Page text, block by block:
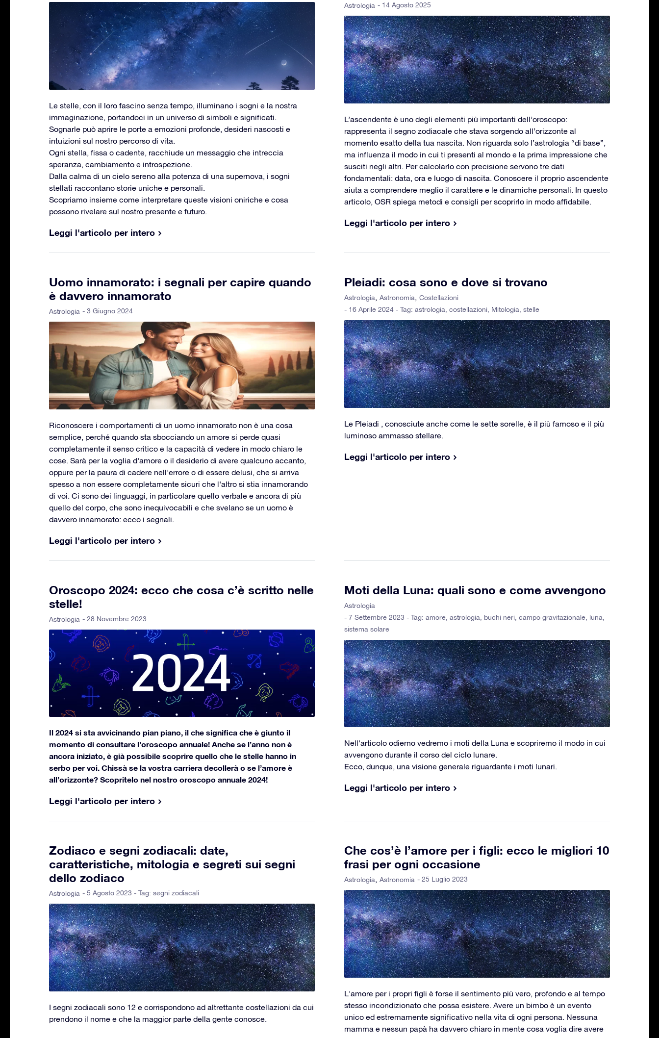
Le stelle, con il loro fascino senza tempo, illuminano i sogni e la nostra
immaginazione, portandoci in un universo di simboli e significati.
Sognarle può aprire le porte a emozioni profonde, desideri nascosti e
intuizioni sul nostro percorso di vita.
Ogni stella, fissa o cadente, racchiude un messaggio che intreccia
speranza, cambiamento e introspezione.
Dalla calma di un cielo sereno alla potenza di una supernova, i sogni
stellati raccontano storie uniche e personali.
Scopriamo insieme come interpretare queste visioni oniriche e cosa
possono rivelare sul nostro presente e futuro.
Leggi l'articolo per intero
Astrologia - 14 Agosto 2025
L’ascendente è uno degli elementi più importanti dell’oroscopo:
rappresenta il segno zodiacale che stava sorgendo all’orizzonte al
momento esatto della tua nascita. Non riguarda solo l’astrologia “di base”,
ma influenza il modo in cui ti presenti al mondo e la prima impressione che
susciti negli altri. Per calcolarlo con precisione servono tre dati
fondamentali: data, ora e luogo di nascita. Conoscere il proprio ascendente
aiuta a comprendere meglio il carattere e le dinamiche personali. In questo
articolo, OSR spiega metodi e consigli per scoprirlo in modo affidabile.
Leggi l'articolo per intero
Uomo innamorato: i segnali per capire quando
è davvero innamorato
Astrologia - 3 Giugno 2024
Riconoscere i comportamenti di un uomo innamorato non è una cosa
semplice, perché quando sta sbocciando un amore si perde quasi
completamente il senso critico e la capacità di vedere in modo chiaro le
cose. Sarà per la voglia d'amore o il desiderio di avere qualcuno accanto,
oppure per la paura di cadere nell'errore o di essere delusi, che si arriva
spesso a non essere completamente sicuri che l'altro si stia innamorando
di voi. Ci sono dei linguaggi, in particolare quello verbale e ancora di più
quello del corpo, che sono inequivocabili e che svelano se un uomo è
davvero innamorato: ecco i segnali.
Leggi l'articolo per intero
Pleiadi: cosa sono e dove si trovano
Astrologia Astronomia
Costellazioni
- 16 Aprile 2024 - Tag: astrologia costellazioni Mitologia stelle
Le Pleiadi , conosciute anche come le sette sorelle, è il più famoso e il più
luminoso ammasso stellare.
Leggi l'articolo per intero
Oroscopo 2024: ecco che cosa c’è scritto nelle
stelle!
Astrologia - 28 Novembre 2023
Il 2024 si sta avvicinando pian piano, il che significa che è giunto il
momento di consultare l’oroscopo annuale! Anche se l’anno non è
ancora iniziato, è già possibile scoprire quello che le stelle hanno in
serbo per voi. Chissà se la vostra carriera decollerà o se l’amore è
all’orizzonte? Scopritelo nel nostro oroscopo annuale 2024!
Leggi l'articolo per intero
Moti della Luna: quali sono e come avvengono
Astrologia
- 7 Settembre 2023 - Tag: amore astrologia buchi neri campo gravitazionale luna
sistema solare
Nell'articolo odierno vedremo i moti della Luna e scopriremo il modo in cui
avvengono durante il corso del ciclo lunare.
Ecco, dunque, una visione generale riguardante i moti lunari.
Leggi l'articolo per intero
Zodiaco e segni zodiacali: date,
caratteristiche, mitologia e segreti sui segni
dello zodiaco
Astrologia - 5 Agosto 2023 - Tag: segni zodiacali
I segni zodiacali sono 12 e corrispondono ad altrettante costellazioni da cui
prendono il nome e che la maggior parte della gente conosce.
Che cos’è l’amore per i figli: ecco le migliori 10
frasi per ogni occasione
Astrologia Astronomia - 25 Luglio 2023
L'amore per i propri figli è forse il sentimento più vero, profondo e al tempo
stesso incondizionato che possa esistere. Avere un bimbo è un evento
unico ed estremamente significativo nella vita di ogni persona. Nessuna
mamma e nessun papà ha davvero chiaro in mente cosa voglia dire avere